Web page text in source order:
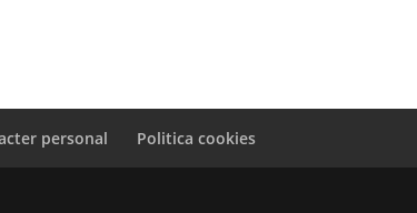
personal Politica cookies